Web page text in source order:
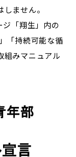
ません。
ジ「翔生」内の
「持続可能な循
組みマニュアル